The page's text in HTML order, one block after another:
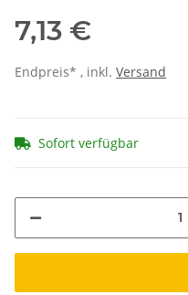
7,13 €
Endpreis* , inkl. Versand
Sofort verfügbar